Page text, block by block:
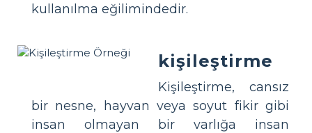
kullanılma eğilimindedir.
kişileştirme
Kişileştirme, cansız
bir nesne, hayvan veya soyut fikir gibi
insan olmayan bir varlığa insan